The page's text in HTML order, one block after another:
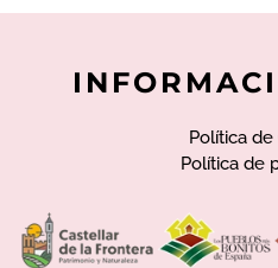
Política
Política de